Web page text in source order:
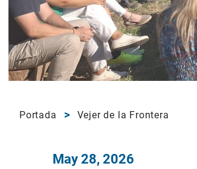
Portada Vejer de la Frontera
May 28, 2026